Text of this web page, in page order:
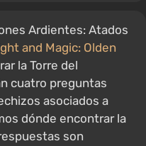
Ardientes: Atados
and Magic: Olden
la Torre del
cuatro preguntas
asociados a
dónde encontrar la
son